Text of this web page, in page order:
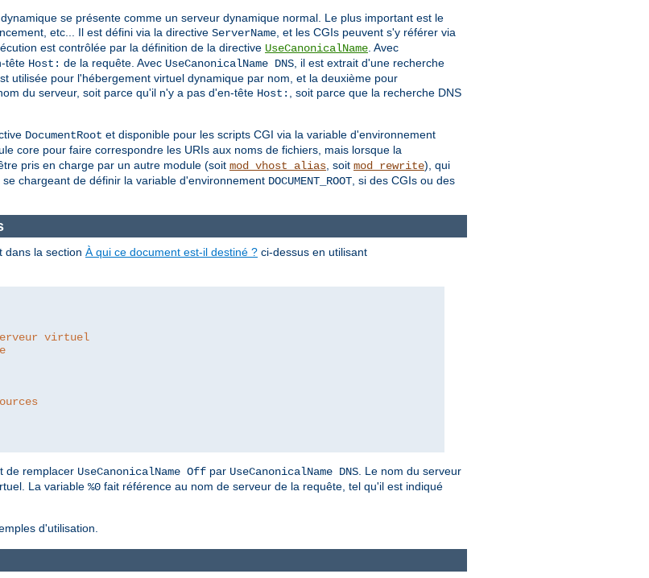
se présente comme un serveur dynamique normal. Le plus important est le
etc... Il est défini via la directive ServerName , et les CGIs peuvent s'y référer via
est contrôlée par la définition de la directive UseCanonicalName . Avec
tête Host: de la requête. Avec UseCanonicalName DNS , il est extrait d'une recherche
utilisée pour l'hébergement virtuel dynamique par nom, et la deuxième pour
du serveur, soit parce qu'il n'y a pas d'en-tête Host:
, soit parce que la recherche DNS
DocumentRoot et disponible pour les scripts CGI via la variable d'environnement
core pour faire correspondre les URIs aux noms de fichiers, mais lorsque la
pris en charge par un autre module (soit mod_vhost_alias , soit mod_rewrite), qui
chargeant de définir la variable d'environnement DOCUMENT_ROOT , si des CGIs ou des
dans la section À qui ce document est-il destiné ? ci-dessus en utilisant
virtuel
de remplacer UseCanonicalName Off par UseCanonicalName DNS. Le nom du serveur
La variable %0 fait référence au nom de serveur de la requête, tel qu'il est indiqué
d'utilisation.